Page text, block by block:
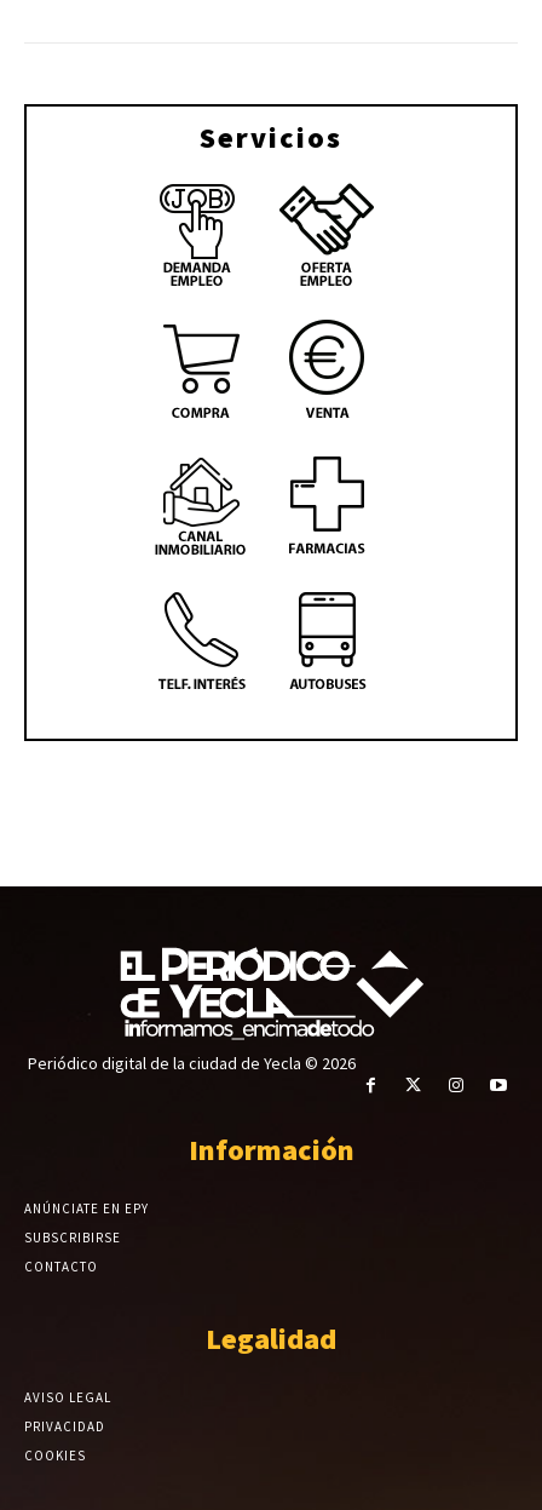
Servicios
Periódico digital de la ciudad de Yecla © 2026
Información
ANÚNCIATE EN EPY
SUBSCRIBIRSE
CONTACTO
Legalidad
AVISO LEGAL
PRIVACIDAD
COOKIES